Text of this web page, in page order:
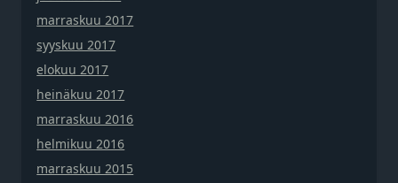
marraskuu 2017
syyskuu 2017
elokuu 2017
heinäkuu 2017
marraskuu 2016
helmikuu 2016
marraskuu 2015